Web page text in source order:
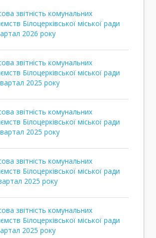
звітність комунальних
Білоцерківської міської ради
2026 року
звітність комунальних
Білоцерківської міської ради
2025 року
звітність комунальних
Білоцерківської міської ради
2025 року
звітність комунальних
Білоцерківської міської ради
2025 року
звітність комунальних
Білоцерківської міської ради
2025 року